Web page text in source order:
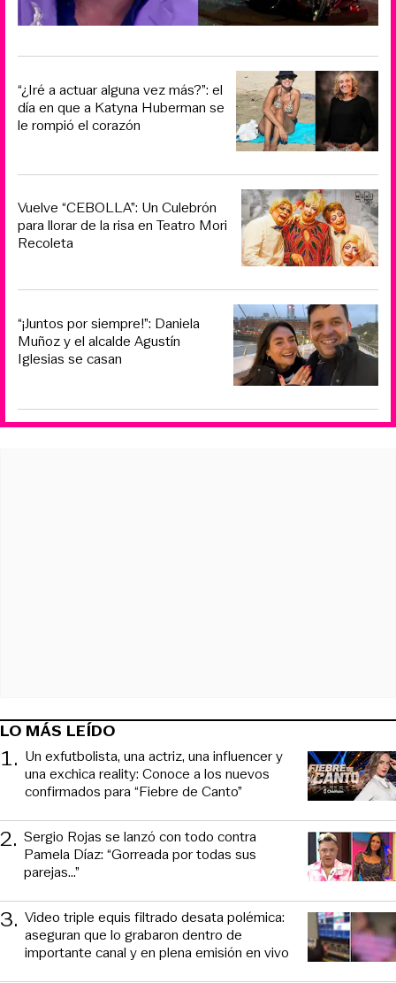
“¿Iré a actuar alguna vez más?”: el
día en que a Katyna Huberman se
le rompió el corazón
Vuelve “CEBOLLA”: Un Culebrón
para llorar de la risa en Teatro Mori
Recoleta
“¡Juntos por siempre!”: Daniela
Muñoz y el alcalde Agustín
Iglesias se casan
LO MÁS LEÍDO
1. Un exfutbolista, una actriz, una influencer y
una exchica reality: Conoce a los nuevos
confirmados para “Fiebre de Canto”
2. Sergio Rojas se lanzó con todo contra
Pamela Díaz: “Gorreada por todas sus
parejas…”
3. Video triple equis filtrado desata polémica:
aseguran que lo grabaron dentro de
importante canal y en plena emisión en vivo